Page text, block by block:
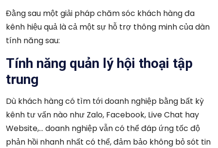
Đằng sau một giải pháp chăm sóc khách hàng đa
kênh hiệu quả là cả một sự hỗ trợ thông minh của dàn
tính năng sau:
Tính năng quản lý hội thoại tập
trung
Dù khách hàng có tìm tới doanh nghiệp bằng bất kỳ
kênh tư vấn nào như Zalo, Facebook, Live Chat hay
Website,… doanh nghiệp vẫn có thể đáp ứng tốc độ
phản hồi nhanh nhất có thể, đảm bảo không bỏ sót tin